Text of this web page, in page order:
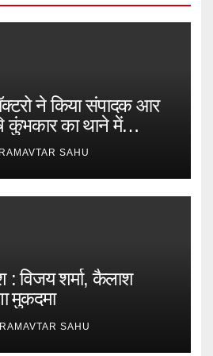
ने किया संपादक आर
कुंभकार का थाने में
RAMAVTAR SAHU
: विजय शर्मा, कैलाश
मुकदमा
RAMAVTAR SAHU